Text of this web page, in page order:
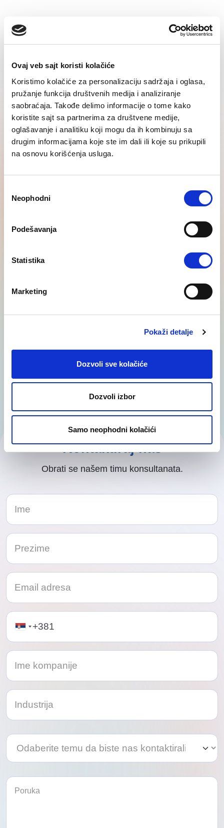
Ovaj veb sajt koristi kolačiće
Koristimo kolačiće za personalizaciju sadržaja i oglasa,
pružanje funkcija društvenih medija i analiziranje
saobraćaja. Takođe delimo informacije o tome kako
koristite sajt sa partnerima za društvene medije,
oglašavanje i analitiku koji mogu da ih kombinuju sa
drugim informacijama koje ste im dali ili koje su prikupili
na osnovu korišćenja usluga.
сагласности
Neophodni
Podešavanja
Statistika
Marketing
Pokaži detalje
Dozvoli sve kolačiće
Dozvoli izbor
Samo neophodni kolačići
Ostale usluge
Konsultantske usluge iz oblasti HR obuhvataju
pružanje stručne podrške i saveta poslodavcima
i zaposlenima u vezi sa primenom više zakona
Kontaktiraj nas
Obrati se našem timu konsultanata.
Telephone
Odaberite
temu
da
nas
kontaktirali
Odaberite
temu
biste
nas